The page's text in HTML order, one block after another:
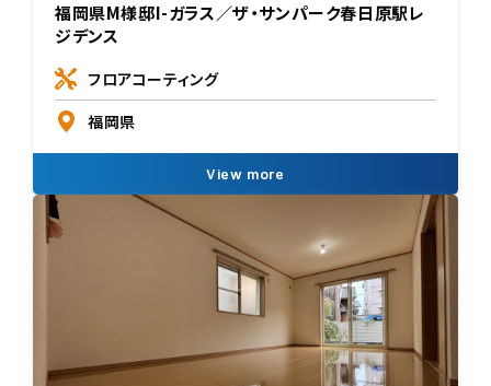
福岡県M様邸I-ガラス／ザ・サンパーク春日原駅レ
ジデンス
フロアコーティング
福岡県
View more